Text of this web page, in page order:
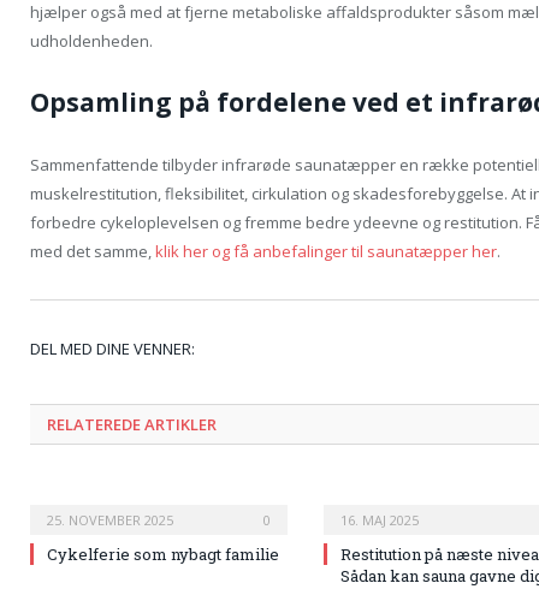
hjælper også med at fjerne metaboliske affaldsprodukter såsom
udholdenheden.
Opsamling på fordelene ved et
Sammenfattende tilbyder infrarøde saunatæpper en række
muskelrestitution, fleksibilitet, cirkulation og skadesforebyggelse.
forbedre cykeloplevelsen og fremme bedre ydeevne og restitution.
med det samme,klik her og få anbefalinger til saunatæpper her.
DEL MED DINE VENNER:
RELATEREDE ARTIKLER
25. NOVEMBER 2025 0
Cykelferie som nybagt familie
16. MAJ 2025
Restitution på næste
Sådan kan sauna gavne